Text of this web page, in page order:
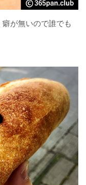
が無いので誰でも